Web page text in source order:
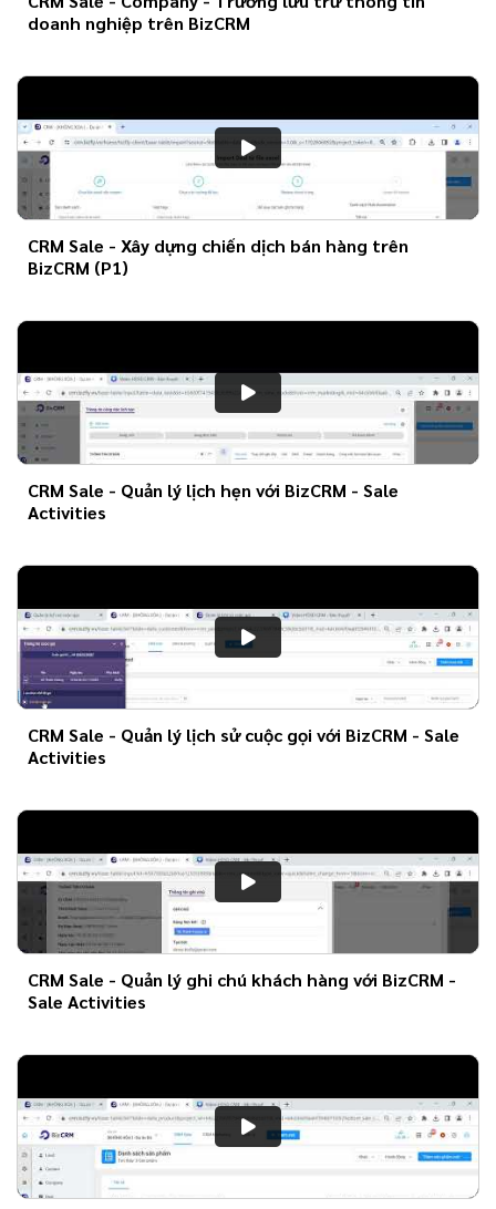
doanh nghiệp trên BizCRM
CRM Sale - Xây dựng chiến dịch bán hàng trên
BizCRM (P1)
CRM Sale - Quản lý lịch hẹn với BizCRM - Sale
Activities
CRM Sale - Quản lý lịch sử cuộc gọi với BizCRM - Sale
Activities
CRM Sale - Quản lý ghi chú khách hàng với BizCRM -
Sale Activities